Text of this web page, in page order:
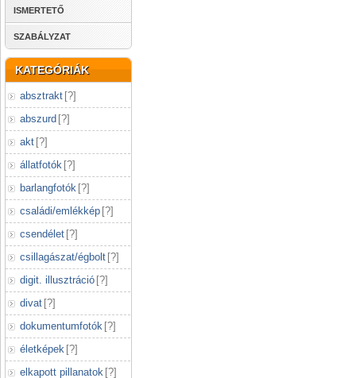
ISMERTETŐ
SZABÁLYZAT
KATEGÓRIÁK
absztrakt [?]
abszurd [?]
akt [?]
állatfotók [?]
barlangfotók [?]
családi/emlékkép [?]
csendélet [?]
csillagászat/égbolt [?]
digit. illusztráció [?]
divat [?]
dokumentumfotók [?]
életképek [?]
elkapott pillanatok [?]